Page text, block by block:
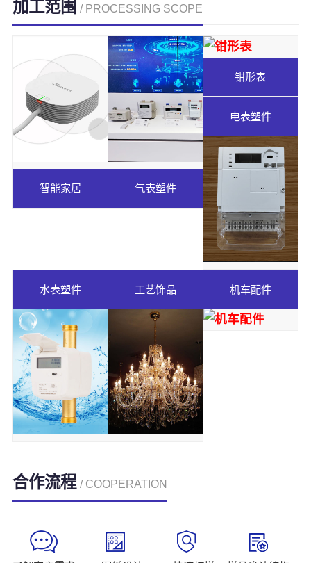
加工范围 / PROCESSING SCOPE
智能家居 气表塑件
钳形表
电表塑件
水表塑件 工艺饰品 机车配件
合作流程 / COOPERATION